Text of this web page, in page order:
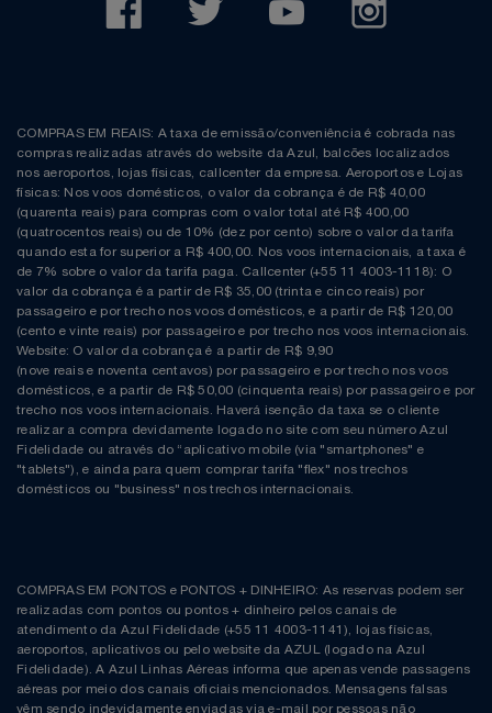
COMPRAS EM REAIS: A taxa de emissão/conveniência é cobrada nas
compras realizadas através do website da Azul, balcões localizados
nos aeroportos, lojas físicas, callcenter da empresa. Aeroportos e Lojas
físicas: Nos voos domésticos, o valor da cobrança é de R$ 40,00
(quarenta reais) para compras com o valor total até R$ 400,00
(quatrocentos reais) ou de 10% (dez por cento) sobre o valor da tarifa
quando esta for superior a R$ 400,00. Nos voos internacionais, a taxa é
de 7% sobre o valor da tarifa paga. Callcenter (+55 11 4003-1118): O
valor da cobrança é a partir de R$ 35,00 (trinta e cinco reais) por
passageiro e por trecho nos voos domésticos, e a partir de R$ 120,00
(cento e vinte reais) por passageiro e por trecho nos voos internacionais.
Website: O valor da cobrança é a partir de R$ 9,90
(nove reais e noventa centavos) por passageiro e por trecho nos voos
domésticos, e a partir de R$ 50,00 (cinquenta reais) por passageiro e por
trecho nos voos internacionais. Haverá isenção da taxa se o cliente
realizar a compra devidamente logado no site com seu número Azul
Fidelidade ou através do “aplicativo mobile (via "smartphones" e
"tablets"), e ainda para quem comprar tarifa "flex" nos trechos
domésticos ou "business" nos trechos internacionais.
COMPRAS EM PONTOS e PONTOS + DINHEIRO: As reservas podem ser
realizadas com pontos ou pontos + dinheiro pelos canais de
atendimento da Azul Fidelidade (+55 11 4003-1141), lojas físicas,
aeroportos, aplicativos ou pelo website da AZUL (logado na Azul
Fidelidade). A Azul Linhas Aéreas informa que apenas vende passagens
aéreas por meio dos canais oficiais mencionados. Mensagens falsas
vêm sendo indevidamente enviadas via e-mail por pessoas não